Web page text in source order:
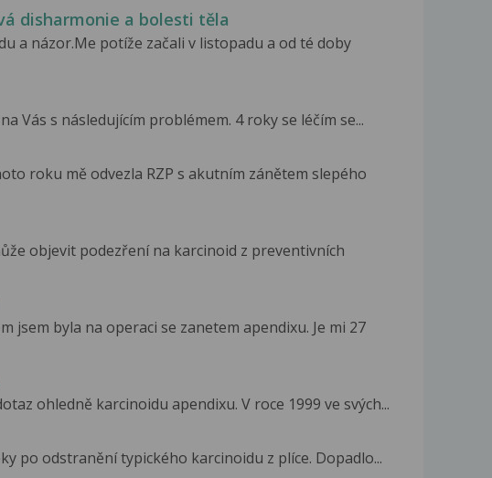
disharmonie a bolesti těla
a názor.Me potíže začali v listopadu a od té doby
Vás s následujícím problémem. 4 roky se léčím se...
roku mě odvezla RZP s akutním zánětem slepého
objevit podezření na karcinoid z preventivních
jsem byla na operaci se zanetem apendixu. Je mi 27
ohledně karcinoidu apendixu. V roce 1999 ve svých...
po odstranění typického karcinoidu z plíce. Dopadlo...